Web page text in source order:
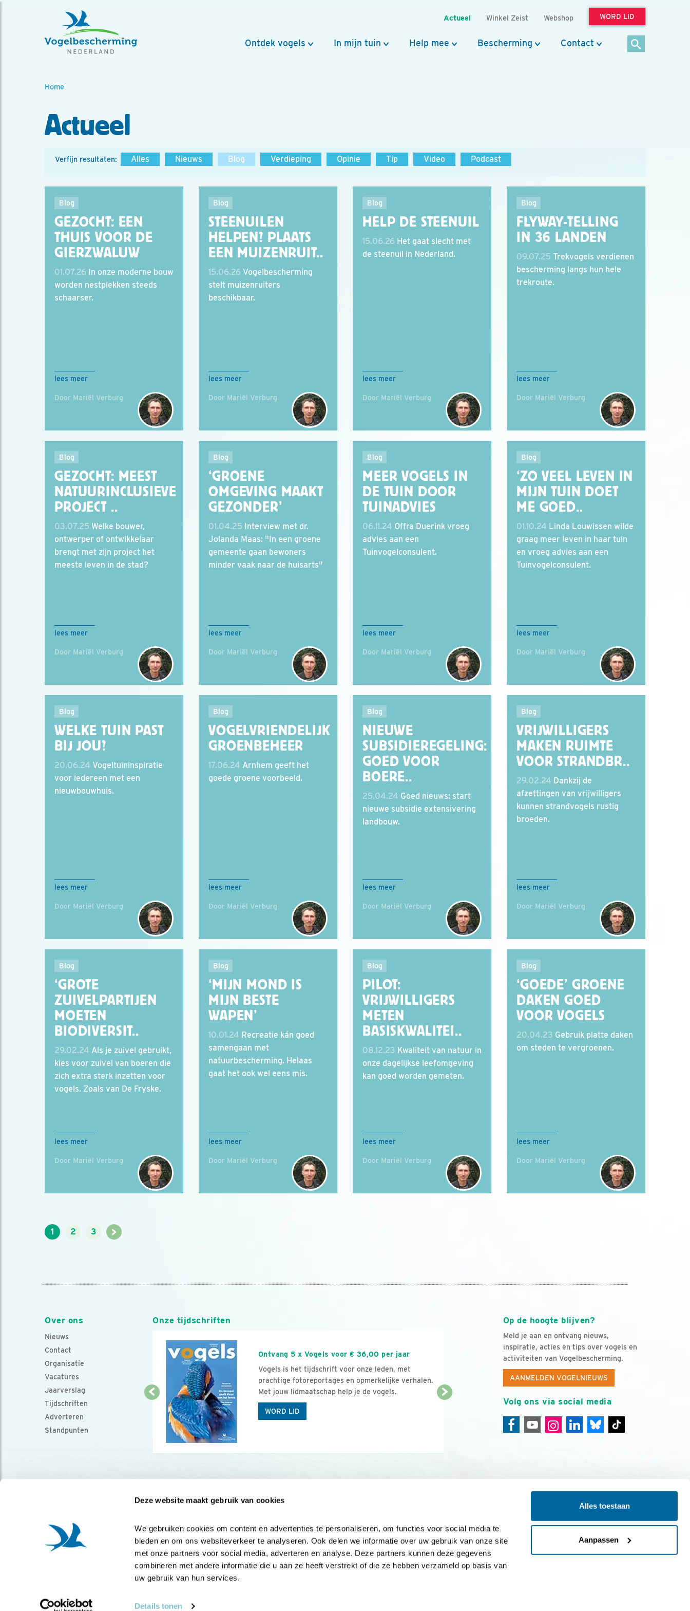
Deze website maakt gebruik van cookies
We gebruiken cookies om content en advertenties te personaliseren, om functies voor social media te
bieden en om ons websiteverkeer te analyseren. Ook delen we informatie over uw gebruik van onze site
met onze partners voor social media, adverteren en analyse. Deze partners kunnen deze gegevens
combineren met andere informatie die u aan ze heeft verstrekt of die ze hebben verzameld op basis van
uw gebruik van hun services.
Details tonen
Alles toestaan
Aanpassen
Actueel Winkel Zeist Webshop WORD LID
Ontdek vogels In mijn tuin Help mee Bescherming Contact
Home
Actueel
Verfijn resultaten: Alles Nieuws Blog Verdieping Opinie Tip Video Podcast
Blog
GEZOCHT: EEN
THUIS VOOR DE
GIERZWALUW
01.07.26 In onze moderne bouw
worden nestplekken steeds
schaarser.
lees meer
Door Mariël Verburg
Blog
STEENUILEN
HELPEN? PLAATS
EEN MUIZENRUIT..
15.06.26 Vogelbescherming
stelt muizenruiters
beschikbaar.
lees meer
Door Mariël Verburg
Blog
HELP DE STEENUIL
15.06.26 Het gaat slecht met
de steenuil in Nederland.
lees meer
Door Mariël Verburg
Blog
FLYWAY-TELLING
IN 36 LANDEN
09.07.25 Trekvogels verdienen
bescherming langs hun hele
trekroute.
lees meer
Door Mariël Verburg
Blog
GEZOCHT: MEEST
NATUURINCLUSIEVE
PROJECT ..
03.07.25 Welke bouwer,
ontwerper of ontwikkelaar
brengt met zijn project het
meeste leven in de stad?
lees meer
Door Mariël Verburg
Blog
‘GROENE
OMGEVING MAAKT
GEZONDER’
01.04.25 Interview met dr.
Jolanda Maas: "In een groene
gemeente gaan bewoners
minder vaak naar de huisarts"
lees meer
Door Mariël Verburg
Blog
MEER VOGELS IN
DE TUIN DOOR
TUINADVIES
06.11.24 Offra Duerink vroeg
advies aan een
Tuinvogelconsulent.
lees meer
Door Mariël Verburg
Blog
‘ZO VEEL LEVEN IN
MIJN TUIN DOET
ME GOED..
01.10.24 Linda Louwissen wilde
graag meer leven in haar tuin
en vroeg advies aan een
Tuinvogelconsulent.
lees meer
Door Mariël Verburg
Blog
WELKE TUIN PAST
BIJ JOU?
20.06.24 Vogeltuininspiratie
voor iedereen met een
nieuwbouwhuis.
lees meer
Door Mariël Verburg
Blog
VOGELVRIENDELIJK
GROENBEHEER
17.06.24 Arnhem geeft het
goede groene voorbeeld.
lees meer
Door Mariël Verburg
Blog
NIEUWE
SUBSIDIEREGELING:
GOED VOOR
BOERE..
25.04.24 Goed nieuws: start
nieuwe subsidie extensivering
landbouw.
lees meer
Door Mariël Verburg
Blog
VRIJWILLIGERS
MAKEN RUIMTE
VOOR STRANDBR..
29.02.24 Dankzij de
afzettingen van vrijwilligers
kunnen strandvogels rustig
broeden.
lees meer
Door Mariël Verburg
Blog
‘GROTE
ZUIVELPARTIJEN
MOETEN
BIODIVERSIT..
29.02.24 Als je zuivel gebruikt,
kies voor zuivel van boeren die
zich extra sterk inzetten voor
vogels. Zoals van De Fryske.
lees meer
Door Mariël Verburg
Blog
‘MIJN MOND IS
MIJN BESTE
WAPEN’
10.01.24 Recreatie kán goed
samengaan met
natuurbescherming. Helaas
gaat het ook wel eens mis.
lees meer
Door Mariël Verburg
Blog
PILOT:
VRIJWILLIGERS
METEN
BASISKWALITEI..
08.12.23 Kwaliteit van natuur in
onze dagelijkse leefomgeving
kan goed worden gemeten.
lees meer
Door Mariël Verburg
Blog
‘GOEDE’ GROENE
DAKEN GOED
VOOR VOGELS
20.04.23 Gebruik platte daken
om steden te vergroenen.
lees meer
Door Mariël Verburg
1 2 3 >
Over ons
Nieuws
Contact
Organisatie
Vacatures
Jaarverslag
Tijdschriften
Adverteren
Standpunten
Op de hoogte blijven?
Meld je aan en ontvang nieuws,
inspiratie, acties en tips over vogels en
activiteiten van Vogelbescherming.
AANMELDEN VOGELNIEUWS
Volg ons via social media
Onze tijdschriften
Ontvang 5 x Vogels voor € 36,00 per jaar
Vogels is het tijdschrift voor onze leden, met
prachtige fotoreportages en opmerkelijke verhalen.
Met jouw lidmaatschap help je de vogels.
WORD LID